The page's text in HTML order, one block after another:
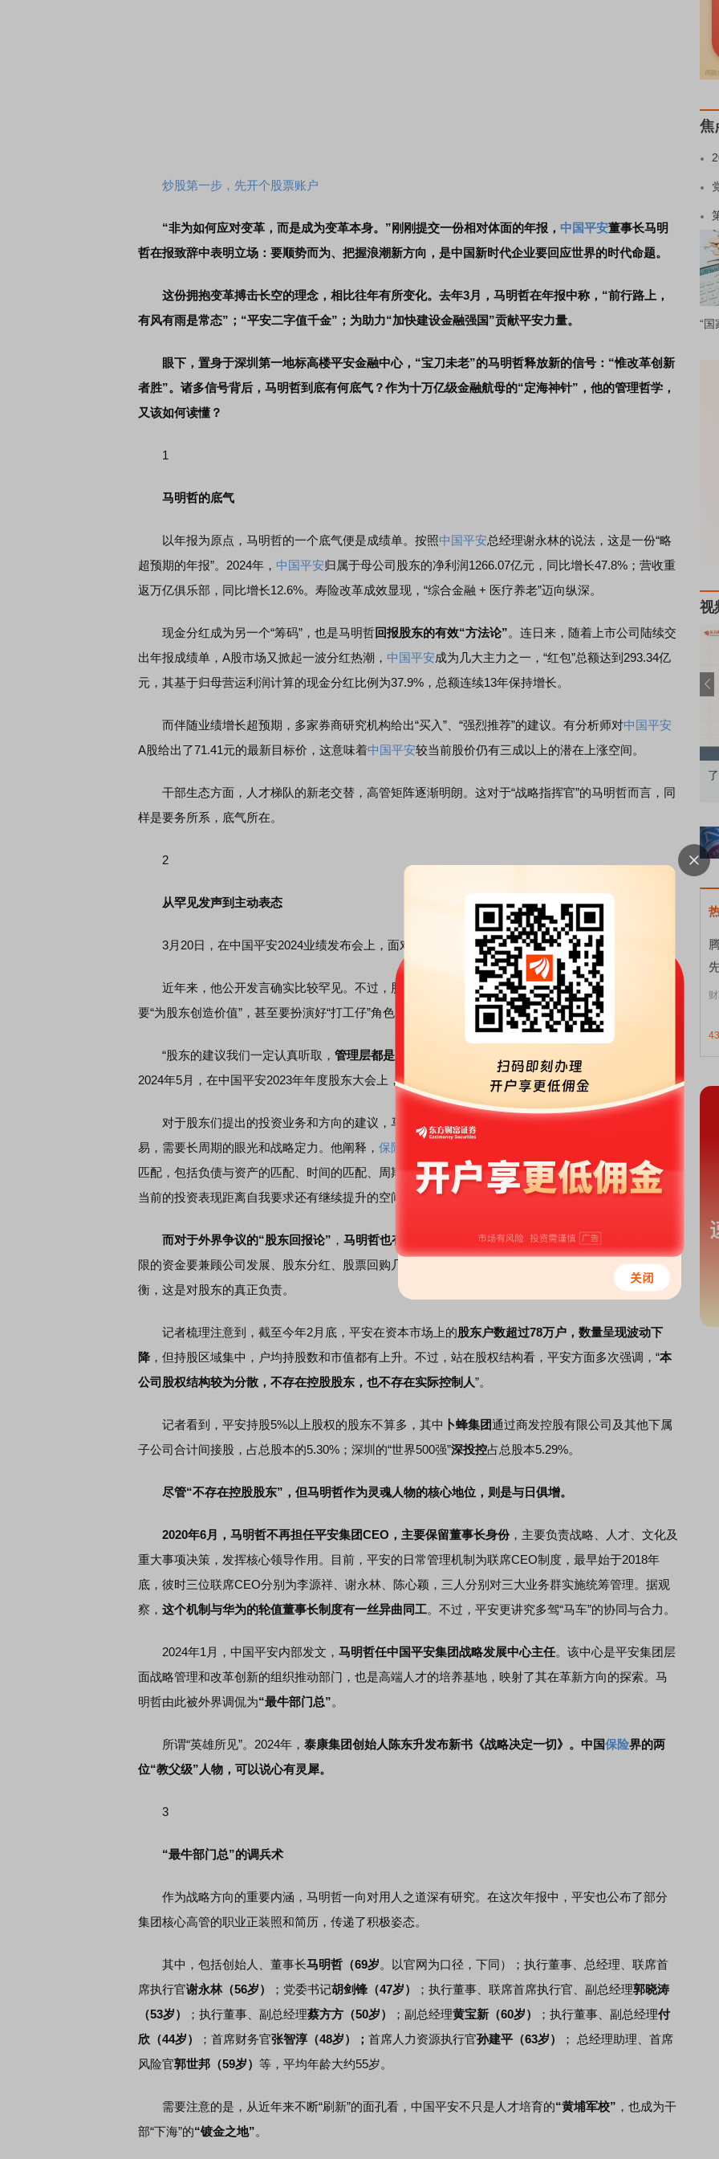
炒股第一步，先开个股票账户
“非为如何应对变革，而是成为变革本身。”刚刚提交一份相对体面的年报， 中国平安董事长马明
哲在报致辞中表明立场：要顺势而为、把握浪潮新方向，是中国新时代企业要回应世界的时代命题。
这份拥抱变革搏击长空的理念，相比往年有所变化。去年3月，马明哲在年报中称，“前行路上，
有风有雨是常态”；“平安二字值千金”；为助力“加快建设金融强国”贡献平安力量。
眼下，置身于深圳第一地标高楼平安金融中心，“宝刀未老”的马明哲释放新的信号：“惟改革创新
者胜”。诸多信号背后，马明哲到底有何底气？作为十万亿级金融航母的“定海神针”，他的管理哲学，
又该如何读懂？
1
马明哲的底气
以年报为原点，马明哲的一个底气便是成绩单。按照中国平安总经理谢永林的说法，这是一份“略
超预期的年报”。2024年， 中国平安归属于母公司股东的净利润1266.07亿元，同比增长47.8%；营收重
返万亿俱乐部，同比增长12.6%。寿险改革成效显现，“综合金融 + 医疗养老”迈向纵深。
现金分红成为另一个“筹码”，也是马明哲回报股东的有效“方法论”。连日来，随着上市公司陆续交
出年报成绩单，A股市场又掀起一波分红热潮， 中国平安成为几大主力之一，“红包”总额达到293.34亿
元，其基于归母营运利润计算的现金分红比例为37.9%，总额连续13年保持增长。
而伴随业绩增长超预期，多家券商研究机构给出“买入”、“强烈推荐”的建议。有分析师对中国平安
A股给出了71.41元的最新目标价，这意味着中国平安较当前股价仍有三成以上的潜在上涨空间。
干部生态方面，人才梯队的新老交替，高管矩阵逐渐明朗。这对于“战略指挥官”的马明哲而言，同
样是要务所系，底气所在。
2
从罕见发声到主动表态
3月20日，在中国平安2024业绩发布会上，面对媒体镁光灯的马明哲，一如既往地“ 惜字如金
近年来，他公开发言确实比较罕见。不过，股东回报一直是马明哲的心头大事，他曾多次表态
要“为股东创造价值”，甚至要扮演好“打工仔”角色。
“股东的建议我们一定认真听取， 管理层都是股东打工仔，为股东创造价值是我们的追求
2024年5月，在中国平安2023年年度股东大会上，马明哲如是“一反常态”地主动回应股东。
对于股东们提出的投资业务和方向的建议，马明哲也算是推心置腹：保险资金做好投资并不容
易，需要长周期的眼光和战略定力。他阐释， 保险
匹配，包括负债与资产的匹配、时间的匹配、周期变化的匹配、产品的匹配、监管要求的匹配。平安
当前的投资表现距离自我要求还有继续提升的空间，但长期来看都在行业排名前列。
而对于外界争议的“股东回报论” ， 马明哲也有一套自洽逻辑：中国平安依然是成长中的公司，有
限的资金要兼顾公司发展、股东分红、股票回购几个方面，公司一直在寻找对市值管理最有利的平
衡，这是对股东的真正负责。
记者梳理注意到，截至今年2月底，平安在资本市场上的股东户数超过78万户，数量呈现波动下
降 ，但持股区域集中，户均持股数和市值都有上升。不过，站在股权结构看，平安方面多次强调，“本
公司股权结构较为分散，不存在控股股东，也不存在实际控制人”。
记者看到，平安持股5%以上股权的股东不算多，其中 卜蜂集团通过商发控股有限公司及其他下属
子公司合计间接股，占总股本的5.30%；深圳的“世界500强”深投控占总股本5.29%。
尽管“不存在控股股东”，但马明哲作为灵魂人物的核心地位，则是与日俱增。
2020年6月，马明哲不再担任平安集团CEO，主要保留董事长身份，主要负责战略、人才、文化及
重大事项决策，发挥核心领导作用。目前，平安的日常管理机制为联席CEO制度，最早始于2018年
底，彼时三位联席CEO分别为李源祥、谢永林、陈心颖，三人分别对三大业务群实施统筹管理。据观
察， 这个机制与华为的轮值董事长制度有一丝异曲同工。不过，平安更讲究多驾“马车”的协同与合力。
2024年1月，中国平安内部发文， 马明哲任中国平安集团战略发展中心主任。该中心是平安集团层
面战略管理和改革创新的组织推动部门，也是高端人才的培养基地，映射了其在革新方向的探索。马
明哲由此被外界调侃为“最牛部门总”。
所谓“英雄所见”。2024年， 泰康集团创始人陈东升发布新书《战略决定一切》。中国保险界的两
位“教父级”人物，可以说心有灵犀。
3
“最牛部门总”的调兵术
作为战略方向的重要内涵，马明哲一向对用人之道深有研究。在这次年报中，平安也公布了部分
集团核心高管的职业正装照和简历，传递了积极姿态。
其中，包括创始人、董事长马明哲（69岁。以官网为口径，下同）；执行董事、总经理、联席首
席执行官谢永林（56岁） ；党委书记胡剑锋（47岁） ；执行董事、联席首席执行官、副总经理郭晓涛
（53岁）
；执行董事、副总经理蔡方方（50岁） ；副总经理黄宝新（60岁） ；执行董事、副总经理付
欣（44岁）
；首席财务官张智淳（48岁）； 首席人力资源执行官孙建平（63岁）
； 总经理助理、首席
风险官郭世邦（59岁） 等，平均年龄大约55岁。
需要注意的是，从近年来不断“刷新”的面孔看，中国平安不只是人才培育的“黄埔军校” ，也成为干
部“下海”的“镀金之地”。
焦
“国
视
43